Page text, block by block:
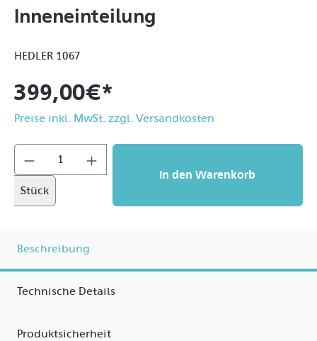
Inneneinteilung
HEDLER 1067
399,00 €*
Preise inkl. MwSt. zzgl. Versandkosten
Stück
In den Warenkorb
Beschreibung
Technische Details
Produktsicherheit